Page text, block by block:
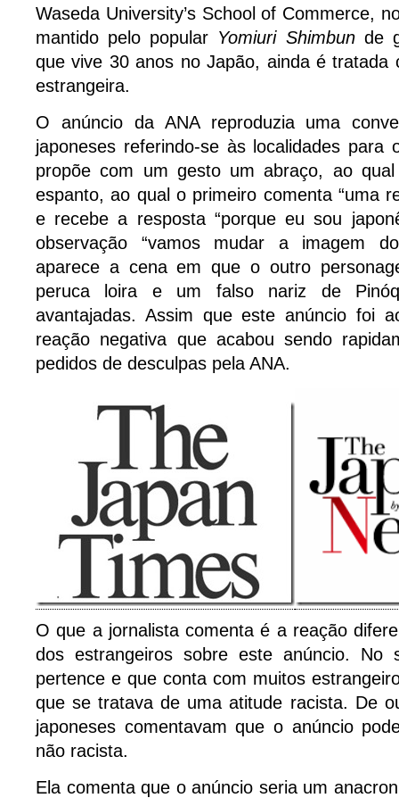
Waseda University’s School of Commerce,
mantido pelo popular Yomiuri Shimbun de
que vive 30 anos no Japão, ainda é tratada
estrangeira.
O anúncio da ANA reproduzia uma
japoneses referindo-se às localidades para
propõe com um gesto um abraço, ao
espanto, ao qual o primeiro comenta “uma
e recebe a resposta “porque eu sou
observação “vamos mudar a imagem
aparece a cena em que o outro
peruca loira e um falso nariz de
avantajadas. Assim que este anúncio foi
reação negativa que acabou sendo
pedidos de desculpas pela ANA.
O que a jornalista comenta é a reação
dos estrangeiros sobre este anúncio. No
pertence e que conta com muitos
que se tratava de uma atitude racista. De
japoneses comentavam que o anúncio
não racista.
Ela comenta que o anúncio seria um